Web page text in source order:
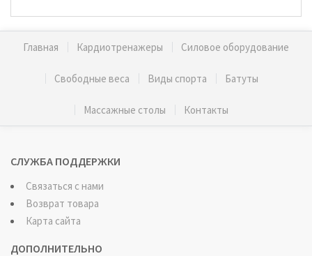
Главная Кардиотренажеры Силовое оборудование
Свободные веса Виды спорта Батуты
Массажные столы Контакты
СЛУЖБА ПОДДЕРЖКИ
Связаться с нами
Возврат товара
Карта сайта
ДОПОЛНИТЕЛЬНО